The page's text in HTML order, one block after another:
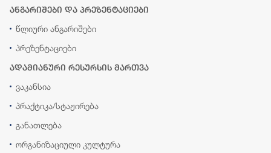
ანგარიშები და პრეზენტაციები
წლიური ანგარიშები
პრეზენტაციები
ადამიანური რესურსის მართვა
ვაკანსია
პრაქტიკა/სტაჟირება
განათლება
ორგანიზაციული კულტურა